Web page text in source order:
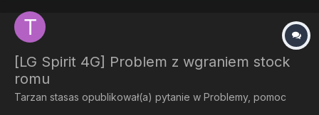
[LG Spirit 4G] Problem z wgraniem stock
romu
Tarzan stasas opublikował(a) pytanie w Problemy, pomoc